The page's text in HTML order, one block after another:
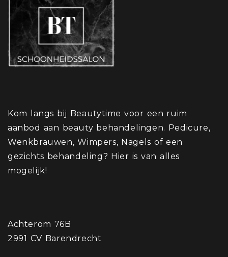
Kom langs bij Beautytime voor een ruim
aanbod aan beauty behandelingen. Pedicure,
Wenkbrauwen, Wimpers, Nagels of een
gezichts behandeling? Hier is van alles
mogelijk!
Achterom 76B
2991 CV Barendrecht